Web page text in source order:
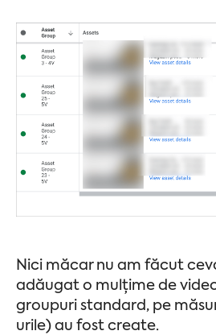
Nici măcar nu am făcut
adăugat o mulțime de
groupuri standard, pe
urile) au fost create.